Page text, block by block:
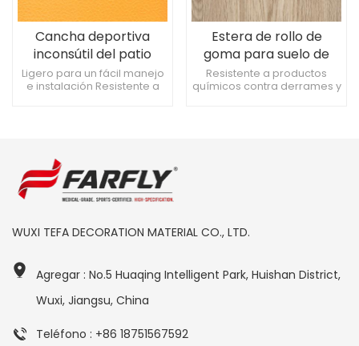
Cancha deportiva
inconsútil del patio
trasero del baloncesto
del suelo del PVC de 4,5
Ligero para un fácil manejo
e instalación Resistente a
Estera de rollo de
goma para suelo de
PVC deportivo flexible
de 8,0 mm para
Resistente a productos
químicos contra derrames y
WUXI TEFA DECORATION MATERIAL CO., LTD.
Agregar : No.5 Huaqing Intelligent Park, Huishan District,
Wuxi, Jiangsu, China
Teléfono : +86 18751567592